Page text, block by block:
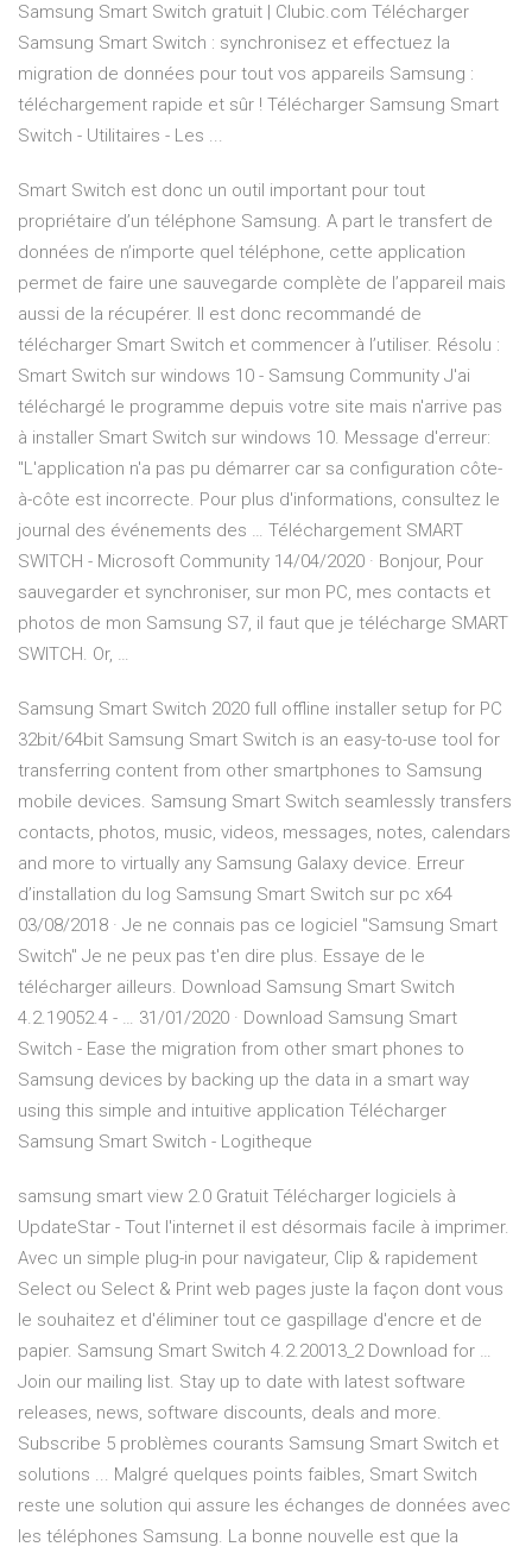
Samsung Smart Switch gratuit | Clubic.com Télécharger
Samsung Smart Switch : synchronisez et effectuez la
migration de données pour tout vos appareils Samsung :
téléchargement rapide et sûr ! Télécharger Samsung Smart
Switch - Utilitaires - Les ...
Smart Switch est donc un outil important pour tout
propriétaire d’un téléphone Samsung. A part le transfert de
données de n’importe quel téléphone, cette application
permet de faire une sauvegarde complète de l’appareil mais
aussi de la récupérer. Il est donc recommandé de
télécharger Smart Switch et commencer à l’utiliser. Résolu :
Smart Switch sur windows 10 - Samsung Community J'ai
téléchargé le programme depuis votre site mais n'arrive pas
à installer Smart Switch sur windows 10. Message d'erreur:
"L'application n'a pas pu démarrer car sa configuration côte-
à-côte est incorrecte. Pour plus d'informations, consultez le
journal des événements des … Téléchargement SMART
SWITCH - Microsoft Community 14/04/2020 · Bonjour, Pour
sauvegarder et synchroniser, sur mon PC, mes contacts et
photos de mon Samsung S7, il faut que je télécharge SMART
SWITCH. Or, …
Samsung Smart Switch 2020 full offline installer setup for PC
32bit/64bit Samsung Smart Switch is an easy-to-use tool for
transferring content from other smartphones to Samsung
mobile devices. Samsung Smart Switch seamlessly transfers
contacts, photos, music, videos, messages, notes, calendars
and more to virtually any Samsung Galaxy device. Erreur
d’installation du log Samsung Smart Switch sur pc x64
03/08/2018 · Je ne connais pas ce logiciel "Samsung Smart
Switch" Je ne peux pas t'en dire plus. Essaye de le
télécharger ailleurs. Download Samsung Smart Switch
4.2.19052.4 - … 31/01/2020 · Download Samsung Smart
Switch - Ease the migration from other smart phones to
Samsung devices by backing up the data in a smart way
using this simple and intuitive application Télécharger
Samsung Smart Switch - Logitheque
samsung smart view 2.0 Gratuit Télécharger logiciels à
UpdateStar - Tout l'internet il est désormais facile à imprimer.
Avec un simple plug-in pour navigateur, Clip & rapidement
Select ou Select & Print web pages juste la façon dont vous
le souhaitez et d'éliminer tout ce gaspillage d'encre et de
papier. Samsung Smart Switch 4.2.20013_2 Download for …
Join our mailing list. Stay up to date with latest software
releases, news, software discounts, deals and more.
Subscribe 5 problèmes courants Samsung Smart Switch et
solutions ... Malgré quelques points faibles, Smart Switch
reste une solution qui assure les échanges de données avec
les téléphones Samsung. La bonne nouvelle est que la